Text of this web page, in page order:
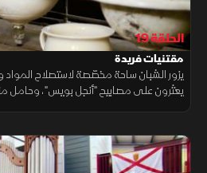
الحلقة 19
مقتنيات فريدة
يزور الشبان ساحة مخصّصة لاستصلاح المواد
يعثرون على مصابيح "أنجل بويس"، وحامل